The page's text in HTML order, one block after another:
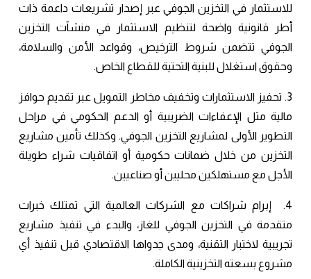
للاستثمار في التخزين الجوفي عبر إصدار تشريعات داعمة ذات
أطر قانونية واضحة لتنظيم الاستثمار في منشآت التخزين
الجوفي تتضمن شروط الترخيص، وقواعد الأمن والسلامة،
وحقوق استغلال للبنية التحتية للقطاع الخاص.
3. تحفيز الاستثمارات وتخفيف مخاطر التمويل عبر تقديم حوافز
مالية مثل الإعفاءات الضريبية أو الدعم الحكومي في مراحل
التطوير الأولى لمشاريع التخزين الجوفي. وكذلك تأمين مشاريع
التخزين من خلال ضمانات حكومية أو اتفاقيات شراء طويلة
الأجل مع مستهلكين محليين أو صناعيين.
4. إبرام شراكات مع الشركات العالمية التي تمتلك خبرات
متقدمة في التخزين الجوفي للغاز، والبدء في تنفيذ مشاريع
تجريبية لاختبار التقنية، ومدى جدواها الاقتصادي قبل تنفيذ أي
مشروع بسعته التخزينية الكاملة.